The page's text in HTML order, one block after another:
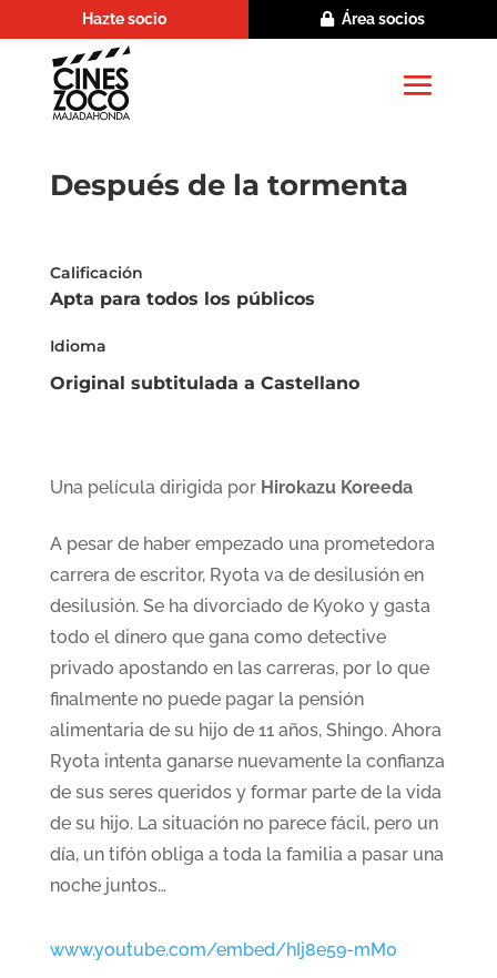
Hazte socio Área socios
Después de la tormenta
Calificación
Apta para todos los públicos
Idioma
Original subtitulada a Castellano
Una película dirigida por Hirokazu Koreeda
A pesar de haber empezado una prometedora
carrera de escritor, Ryota va de desilusión en
desilusión. Se ha divorciado de Kyoko y gasta
todo el dinero que gana como detective
privado apostando en las carreras, por lo que
finalmente no puede pagar la pensión
alimentaria de su hijo de 11 años, Shingo. Ahora
Ryota intenta ganarse nuevamente la confianza
de sus seres queridos y formar parte de la vida
de su hijo. La situación no parece fácil, pero un
día, un tifón obliga a toda la familia a pasar una
noche juntos…
www.youtube.com/embed/hIj8e59-mM0